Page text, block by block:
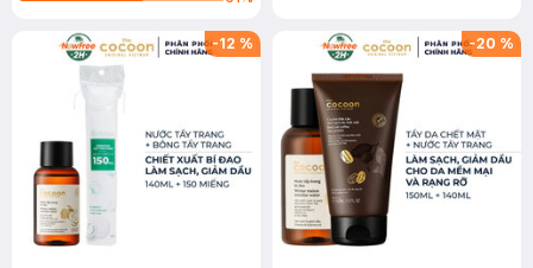
-12 % -20 %